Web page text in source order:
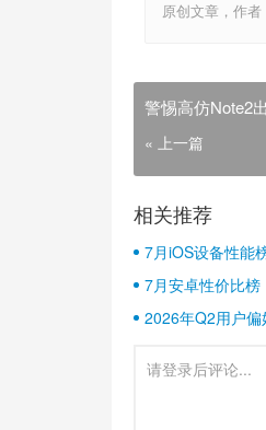
原创文章，作
警惕高仿Note2
« 上一篇
相关推荐
7月iOS设备性能
7月安卓性价比
2026年Q2用户